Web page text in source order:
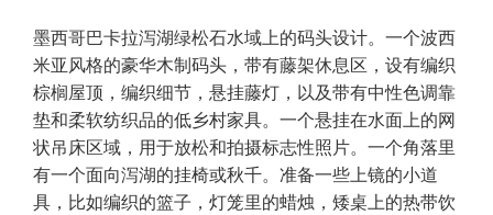
墨西哥巴卡拉泻湖绿松石水域上的码头设计。一个波西
米亚风格的豪华木制码头，带有藤架休息区，设有编织
棕榈屋顶，编织细节，悬挂藤灯，以及带有中性色调靠
垫和柔软纺织品的低乡村家具。一个悬挂在水面上的网
状吊床区域，用于放松和拍摄标志性照片。一个角落里
有一个面向泻湖的挂椅或秋千。准备一些上镜的小道
具，比如编织的篮子，灯笼里的蜡烛，矮桌上的热带饮